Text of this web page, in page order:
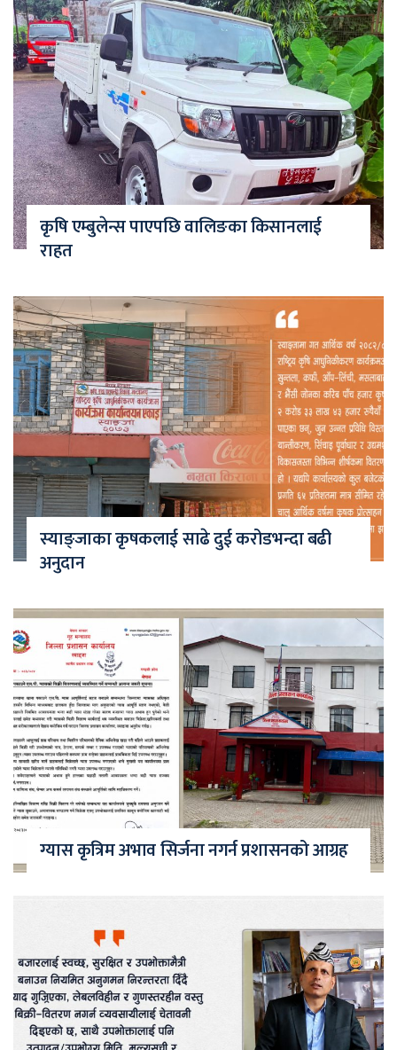
कृषि एम्बुलेन्स पाएपछि वालिङका किसानलाई
राहत
स्याङ्जाका कृषकलाई साढे दुई करोडभन्दा बढी
अनुदान
ग्यास कृत्रिम अभाव सिर्जना नगर्न प्रशासनको आग्रह